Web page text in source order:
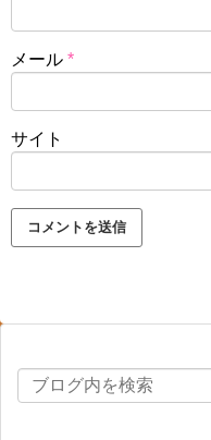
メール *
サイト